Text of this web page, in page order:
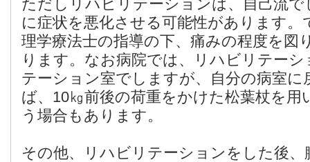
ただしリハビリテーションは、自己流
に症状を悪化させる可能性があります。
理学療法士の指導の下、痛みの程度を図
ります。なお病院では、リハビリテー
テーション室でしますが、自分の病室に
ば、10㎏前後の荷重をかけた松葉杖を用
う場合もあります。
その他、リハビリテーションをした後